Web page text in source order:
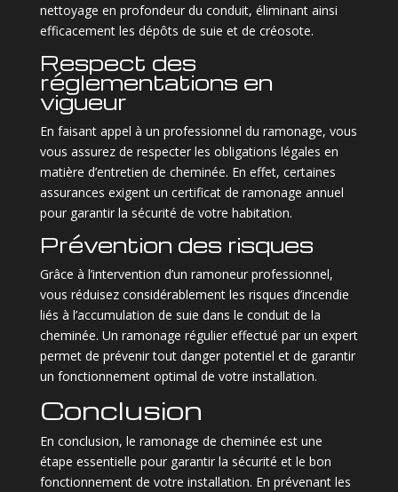
nettoyage en profondeur du conduit, éliminant ainsi
efficacement les dépôts de suie et de créosote.
Respect des
réglementations en
vigueur
En faisant appel à un professionnel du ramonage, vous
vous assurez de respecter les obligations légales en
matière d’entretien de cheminée. En effet, certaines
assurances exigent un certificat de ramonage annuel
pour garantir la sécurité de votre habitation.
Prévention des risques
Grâce à l’intervention d’un ramoneur professionnel,
vous réduisez considérablement les risques d’incendie
liés à l’accumulation de suie dans le conduit de la
cheminée. Un ramonage régulier effectué par un expert
permet de prévenir tout danger potentiel et de garantir
un fonctionnement optimal de votre installation.
Conclusion
En conclusion, le ramonage de cheminée est une
étape essentielle pour garantir la sécurité et le bon
fonctionnement de votre installation. En prévenant les